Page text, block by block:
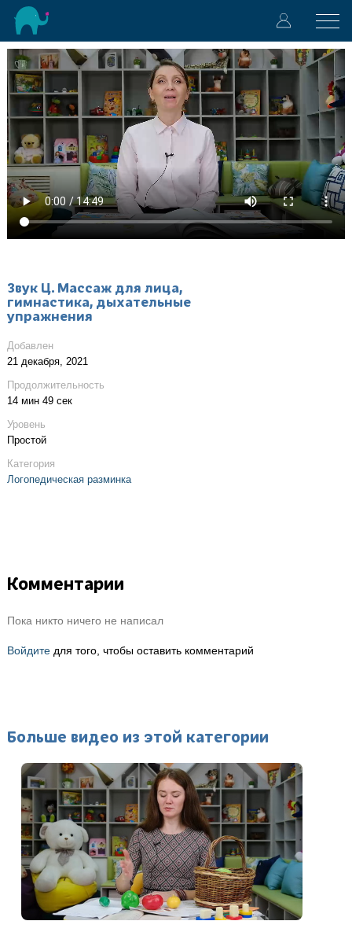
Звук Ц. Массаж для лица,
гимнастика, дыхательные
упражнения
Добавлен
21 декабря, 2021
Продолжительность
14 мин 49 сек
Уровень
Простой
Категория
Логопедическая разминка
Комментарии
Пока никто ничего не написал
Войдитедля того, чтобы оставить комментарий
Больше видео из этой категории